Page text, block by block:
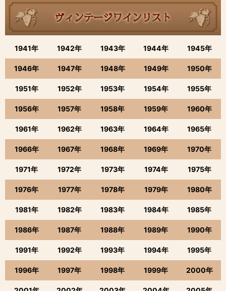
1941年 1942年 1943年 1944年 1945年
1946年 1947年 1948年 1949年 1950年
1951年 1952年 1953年 1954年 1955年
1956年 1957年 1958年 1959年 1960年
1961年 1962年 1963年 1964年 1965年
1966年 1967年 1968年 1969年 1970年
1971年 1972年 1973年 1974年 1975年
1976年 1977年 1978年 1979年 1980年
1981年 1982年 1983年 1984年 1985年
1986年 1987年 1988年 1989年 1990年
1991年 1992年 1993年 1994年 1995年
1996年 1997年 1998年 1999年 2000年